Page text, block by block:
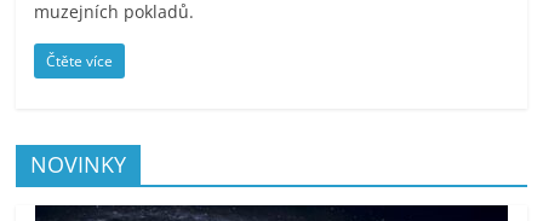
muzejních pokladů.
Čtěte více
NOVINKY